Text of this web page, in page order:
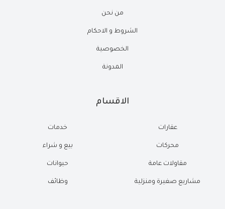
من نحن
الشروط و الاحكام
الخصوصية
المدونة
الاقسام
عقارات
محركات
مقاولات عامة
مشاريع صغيرة ومنزلية
خدمات
بيع و شراء
حيوانات
وظائف